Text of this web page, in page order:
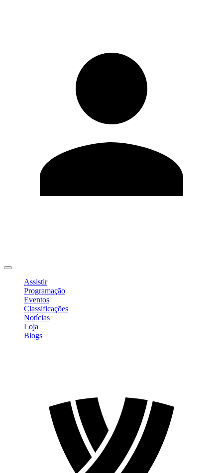
Assistir
Programação
Eventos
Classificações
Notícias
Loja
Blogs